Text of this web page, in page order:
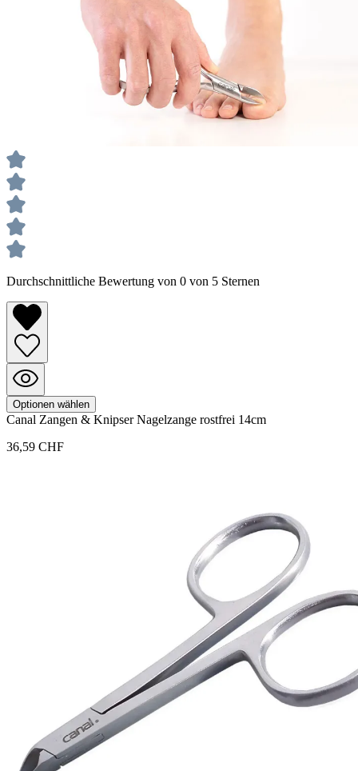
Durchschnittliche Bewertung von 0 von 5 Sternen
Optionen wählen
Canal Zangen & KnipserNagelzange rostfrei 14cm
36,59 CHF